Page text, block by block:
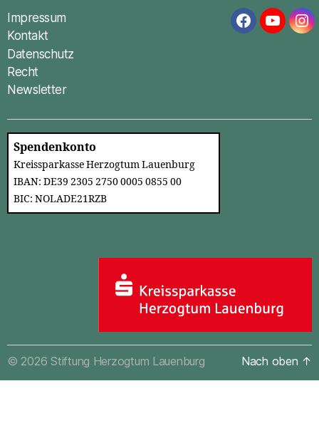
Impressum
Kontakt
Datenschutz
Recht
Newsletter
Facebook
Spendenkonto
Kreissparkasse Herzogtum Lauenburg
IBAN: DE39 2305 2750 0005 0855 00
BIC: NOLADE21RZB
© 2026Stiftung Herzogtum Lauenburg Nach oben ↑